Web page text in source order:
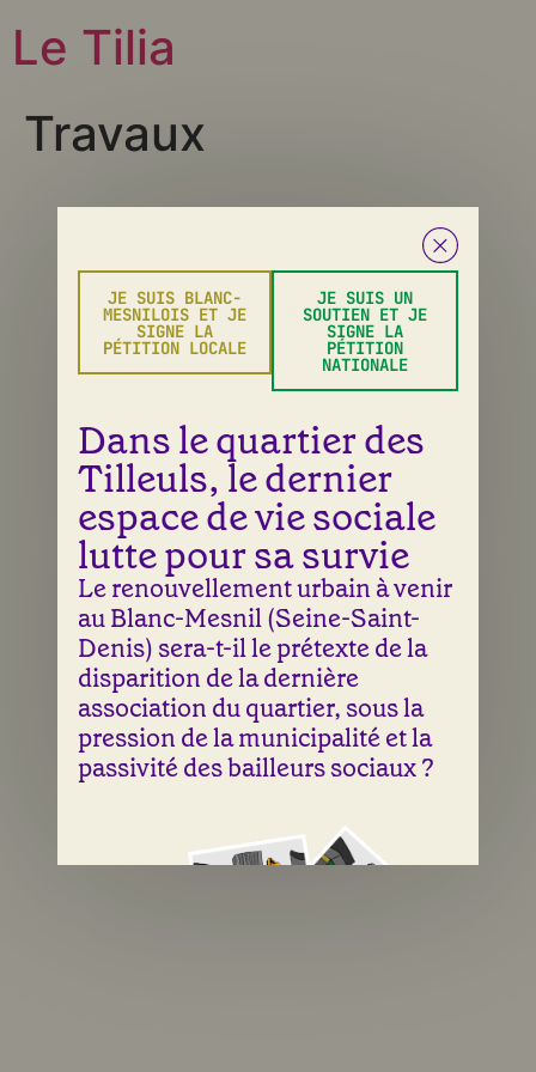
Le Tilia
Travaux
JE SUIS BLANC-
MESNILOIS ET JE
SIGNE LA
PÉTITION LOCALE
JE SUIS UN
SOUTIEN ET JE
SIGNE LA
PÉTITION
NATIONALE
Dans le quartier des
Tilleuls, le dernier
espace de vie sociale
lutte pour sa survie
Le renouvellement urbain à venir
au Blanc-Mesnil (Seine-Saint-
Denis) sera-t-il le prétexte de la
disparition de la dernière
association du quartier, sous la
pression de la municipalité et la
passivité des bailleurs sociaux ?